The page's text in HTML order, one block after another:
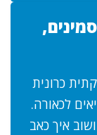
כרונית
לכאורה.
איך כאב